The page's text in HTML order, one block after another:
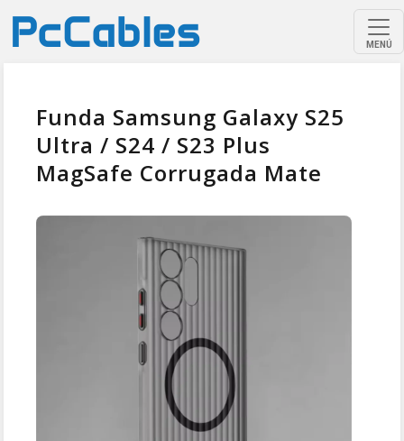
MENÚ
Funda Samsung Galaxy S25
Ultra / S24 / S23 Plus
MagSafe Corrugada Mate